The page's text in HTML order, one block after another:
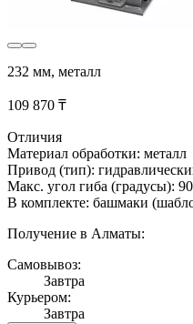
232 мм, металл
109 870 ₸
Отличия
Материал обработки: металл
Привод (тип):
Макс. угол гиба (градусы):
В комплекте: башмаки
Получение в Алматы:
Самовывоз:
Завтра
Курьером:
Завтра